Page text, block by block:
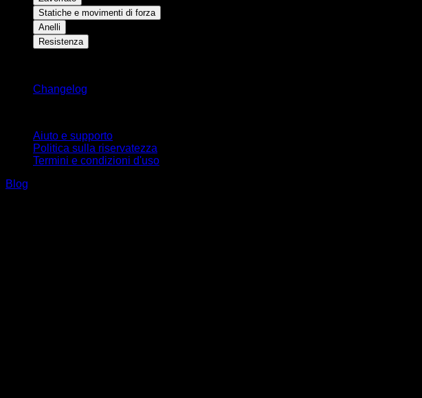
Statiche e movimenti di forza
Anelli
Resistenza
Changelog
Aiuto e supporto
Politica sulla riservatezza
Termini e condizioni d'uso
Blog